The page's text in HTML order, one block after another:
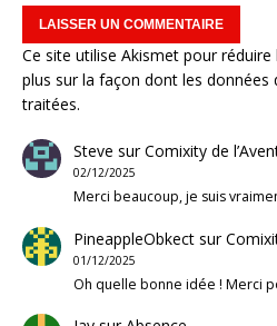
Ce site utilise Akismet pour réduire
plus sur la façon dont les
traitées.
Steve surComixity de
02/12/2025
Merci beaucoup, je suis
PineappleObkectsur
01/12/2025
Oh quelle bonne idée ! Merci